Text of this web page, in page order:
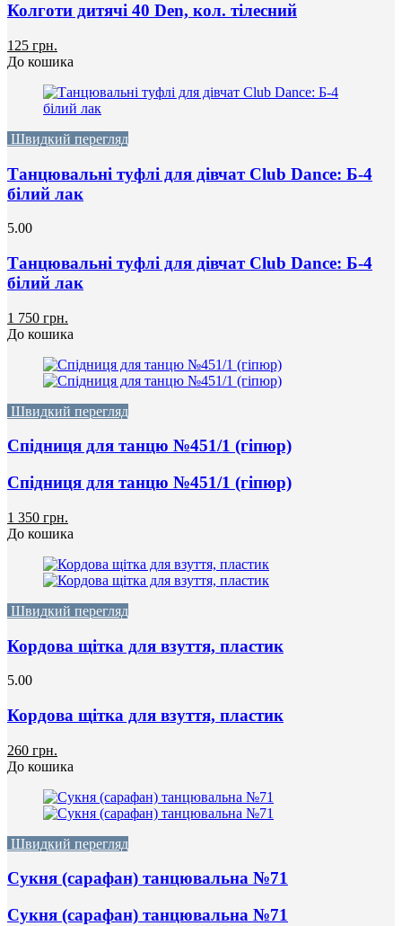
Колготи дитячі 40 Den, кол. тілесний
125 грн.
До кошика
Швидкий перегляд
Танцювальні туфлі для дівчат Club Dance: Б-4
білий лак
5.00
Танцювальні туфлі для дівчат Club Dance: Б-4
білий лак
1 750 грн.
До кошика
Швидкий перегляд
Спідниця для танцю №451/1 (гіпюр)
Спідниця для танцю №451/1 (гіпюр)
1 350 грн.
До кошика
Швидкий перегляд
Кордова щітка для взуття, пластик
5.00
Кордова щітка для взуття, пластик
260 грн.
До кошика
Швидкий перегляд
Сукня (сарафан) танцювальна №71
Сукня (сарафан) танцювальна №71